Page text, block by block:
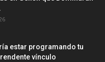
estar programando tu
vínculo